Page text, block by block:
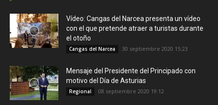
Vídeo: Cangas del Narcea presenta un vídeo
con el que pretende atraer a turistas durante
el otoño
Cangas del Narcea 30 septiembre 2020 15:23
Mensaje del Presidente del Principado con
motivo del Día de Asturias
Regional 08 septiembre 2020 19:12